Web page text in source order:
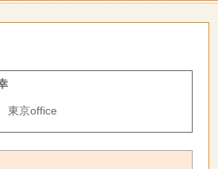
東京office